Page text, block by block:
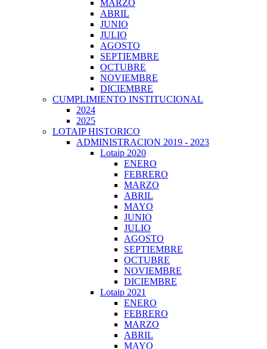
MARZO
ABRIL
JUNIO
JULIO
AGOSTO
SEPTIEMBRE
OCTUBRE
NOVIEMBRE
DICIEMBRE
CUMPLIMIENTO INSTITUCIONAL
2024
2025
LOTAIP HISTORICO
ADMINISTRACION 2019 - 2023
Lotaip 2020
ENERO
FEBRERO
MARZO
ABRIL
MAYO
JUNIO
JULIO
AGOSTO
SEPTIEMBRE
OCTUBRE
NOVIEMBRE
DICIEMBRE
Lotaip 2021
ENERO
FEBRERO
MARZO
ABRIL
MAYO